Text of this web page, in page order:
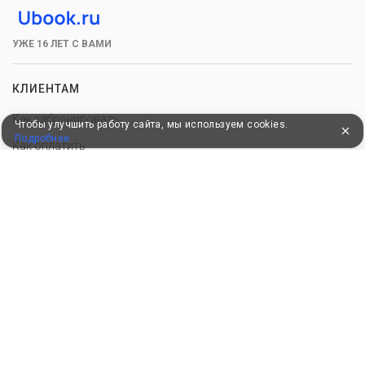
УЖЕ 16 ЛЕТ С ВАМИ
КЛИЕНТАМ
Как забронировать
Как оплатить
Чтобы улучшить работу сайта, мы используем cookies.
Подробнее